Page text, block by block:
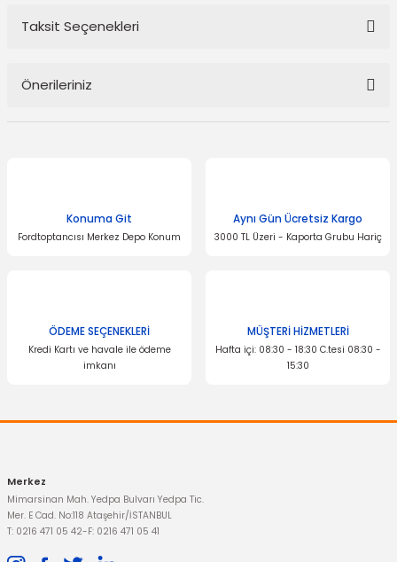
Taksit Seçenekleri
Önerileriniz
Ürün resmi kalitesiz, bozuk veya görüntülenemiyor.
Bu ürüne benzer farklı alternatifler olmalı.
Konuma Git
Fordtoptancısı Merkez Depo Konum
Aynı Gün Ücretsiz Kargo
3000 TL Üzeri - Kaporta Grubu Hariç
ÖDEME SEÇENEKLERİ
Kredi Kartı ve havale ile ödeme
imkanı
MÜŞTERİ HİZMETLERİ
Hafta içi: 08:30 - 18:30 C.tesi 08:30 -
15:30
Merkez
Mimarsinan Mah. Yedpa Bulvarı Yedpa Tic.
Mer. E Cad. No:118 Ataşehir/İSTANBUL
T: 0216 471 05 42-F: 0216 471 05 41